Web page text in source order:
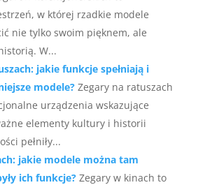
w której rzadkie modele
nie tylko swoim pięknem, ale
W...
jakie funkcje spełniają i
modele? Zegary na ratuszach
urządzenia wskazujące
elementy kultury i historii
pełniły...
jakie modele można tam
ich funkcje? Zegary w kinach to